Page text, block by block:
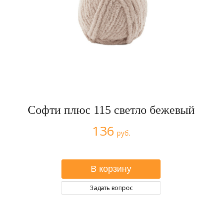
Софти плюс 115 светло бежевый
136 руб.
Задать вопрос